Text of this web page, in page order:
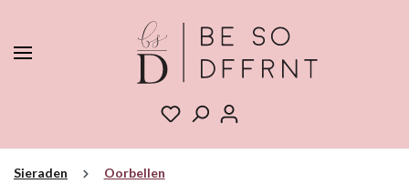
Sieraden Oorbellen